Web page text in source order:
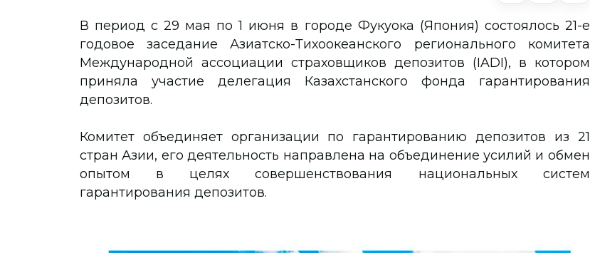
В период с 29 мая по 1 июня в городе Фукуока (Япония) состоялось 21-е
годовое заседание Азиатско-Тихоокеанского регионального комитета
Международной ассоциации страховщиков депозитов (IADI), в котором
приняла участие делегация Казахстанского фонда гарантирования
депозитов.
Комитет объединяет организации по гарантированию депозитов из 21
стран Азии, его деятельность направлена на объединение усилий и обмен
опытом в целях совершенствования национальных систем
гарантирования депозитов.